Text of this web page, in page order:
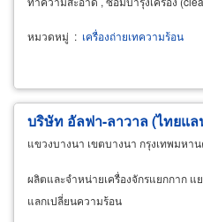
หมวดหมู่ : เครื่องถ่ายเทความร้อน
บริษัท อัลฟา-ลาวาล (ไทยแ
แขวงบางนา เขตบางนา กรุงเทพมหา
ผลิตและจำหน่ายเครื่องจักรแยกกาก
แลกเปลี่ยนความร้อน